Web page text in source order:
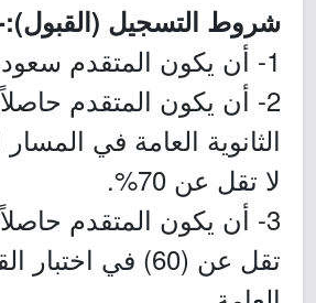
شروط التسجيل
1- أن يكون المتقدم سعودي الجنسية.
2- أن يكون المتقدم
الثانوية العامة في
لا تقل عن 70%.
3- أن يكون المتقدم
تقل عن (60) في